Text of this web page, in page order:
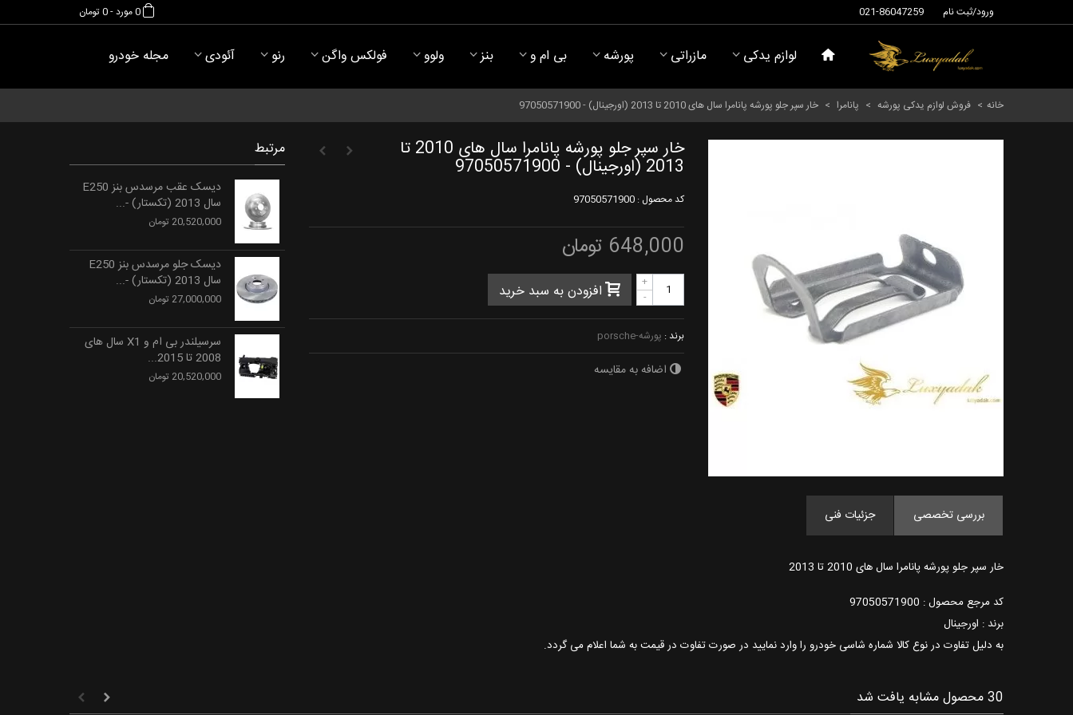
021-86047259 ورود/ثبت نام 0مورد-0 تومان
لوازم یدکی مازراتی پورشه بی ام و بنز ولوو فولکس واگن رنو آئودی مجله خودرو
خانه > فروش لوازم یدکی پورشه > پانامرا > خار سپر جلو پورشه پانامرا سال های 2010 تا 2013 (اورجینال) - 97050571900
خار سپر جلو پورشه پانامرا سال های 2010 تا
2013 (اورجینال) - 97050571900
کد محصول : 97050571900
648,000 تومان
-
+ افزودن به سبد خرید
برند : پورشه-porsche
اضافه به مقایسه
مرتبط
دیسک عقب مرسدس بنز E250
سال 2013 (تکستار) -...
20,520,000 تومان
دیسک جلو مرسدس بنز E250
سال 2013 (تکستار) -...
27,000,000 تومان
سرسیلندر بی ام و X1 سال های
2008 تا 2015...
20,520,000 تومان
بررسی تخصصی جزئیات فنی
خار سپر جلو پورشه پانامرا سال های 2010 تا 2013
کد مرجع محصول : 97050571900
برند : اورجینال
به دلیل تفاوت در نوع کالا شماره شاسی خودرو را وارد نمایید در صورت تفاوت در قیمت به شما اعلام می گردد.
30 محصول مشابه یافت شد